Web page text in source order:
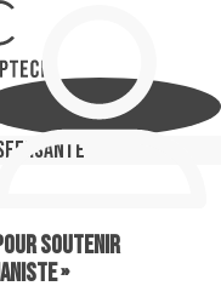
Santé
soutenir
»